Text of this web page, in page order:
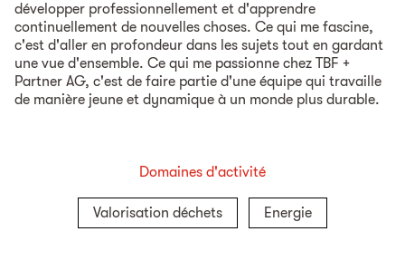
développer professionnellement et d'apprendre
continuellement de nouvelles choses. Ce qui me fascine,
c'est d'aller en profondeur dans les sujets tout en gardant
une vue d'ensemble. Ce qui me passionne chez TBF +
Partner AG, c'est de faire partie d'une équipe qui travaille
de manière jeune et dynamique à un monde plus durable.
Domaines d'activité
Valorisation déchets Energie